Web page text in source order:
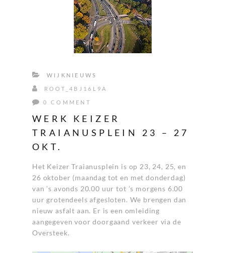
WIJKNIEUWS
ROOT_4BJ16L9A
0 COMMENT
WERK KEIZER
TRAIANUSPLEIN 23 – 27
OKT.
Het Keizer Traianusplein is op 23, 24, 25, en
26 oktober (maandag tot en met donderdag)
van ’s avonds 20.00 uur tot ’s morgens 6.00
uur grotendeels afgesloten. We brengen dan
nieuw asfalt aan. Er is een omleiding
aangegeven voor doorgaand verkeer via de
Oversteek.